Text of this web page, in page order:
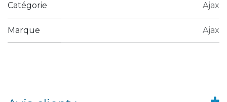
Catégorie Ajax
Marque Ajax